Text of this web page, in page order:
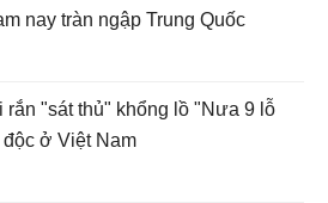
nay tràn ngập Trung Quốc
rắn "sát thủ" khổng lồ "Nưa 9 lỗ
ở Việt Nam